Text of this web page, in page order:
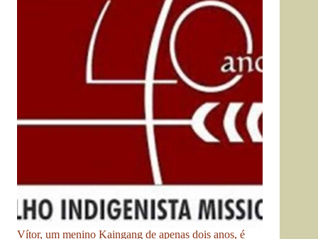
Vítor, um menino Kaingang de apenas dois anos, é